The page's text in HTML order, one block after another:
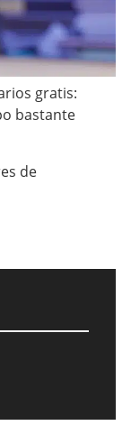
gratis:
bastante
de